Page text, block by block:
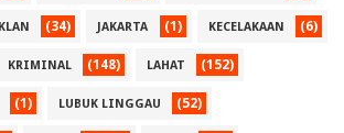
(34) JAKARTA (1) KECELAKAAN (6)
KRIMINAL (148) LAHAT (152)
(1) LUBUK LINGGAU (52)